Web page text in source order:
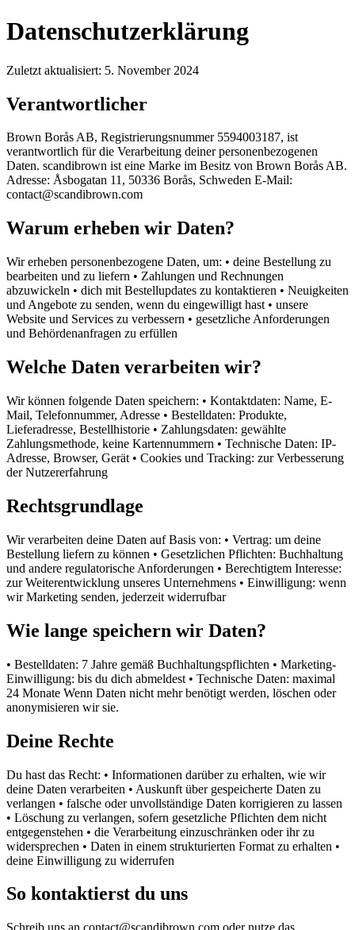
Datenschutzerklärung
Zuletzt aktualisiert: 5. November 2024
Verantwortlicher
Brown Borås AB, Registrierungsnummer 5594003187, ist
verantwortlich für die Verarbeitung deiner personenbezogenen
Daten. scandibrown ist eine Marke im Besitz von Brown Borås AB.
Adresse: Åsbogatan 11, 50336 Borås, Schweden E-Mail:
contact@scandibrown.com
Warum erheben wir Daten?
Wir erheben personenbezogene Daten, um: • deine Bestellung zu
bearbeiten und zu liefern • Zahlungen und Rechnungen
abzuwickeln • dich mit Bestellupdates zu kontaktieren • Neuigkeiten
und Angebote zu senden, wenn du eingewilligt hast • unsere
Website und Services zu verbessern • gesetzliche Anforderungen
und Behördenanfragen zu erfüllen
Welche Daten verarbeiten wir?
Wir können folgende Daten speichern: • Kontaktdaten: Name, E-
Mail, Telefonnummer, Adresse • Bestelldaten: Produkte,
Lieferadresse, Bestellhistorie • Zahlungsdaten: gewählte
Zahlungsmethode, keine Kartennummern • Technische Daten: IP-
Adresse, Browser, Gerät • Cookies und Tracking: zur Verbesserung
der Nutzererfahrung
Rechtsgrundlage
Wir verarbeiten deine Daten auf Basis von: • Vertrag: um deine
Bestellung liefern zu können • Gesetzlichen Pflichten: Buchhaltung
und andere regulatorische Anforderungen • Berechtigtem Interesse:
zur Weiterentwicklung unseres Unternehmens • Einwilligung: wenn
wir Marketing senden, jederzeit widerrufbar
Wie lange speichern wir Daten?
• Bestelldaten: 7 Jahre gemäß Buchhaltungspflichten • Marketing-
Einwilligung: bis du dich abmeldest • Technische Daten: maximal
24 Monate Wenn Daten nicht mehr benötigt werden, löschen oder
anonymisieren wir sie.
Deine Rechte
Du hast das Recht: • Informationen darüber zu erhalten, wie wir
deine Daten verarbeiten • Auskunft über gespeicherte Daten zu
verlangen • falsche oder unvollständige Daten korrigieren zu lassen
• Löschung zu verlangen, sofern gesetzliche Pflichten dem nicht
entgegenstehen • die Verarbeitung einzuschränken oder ihr zu
widersprechen • Daten in einem strukturierten Format zu erhalten •
deine Einwilligung zu widerrufen
So kontaktierst du uns